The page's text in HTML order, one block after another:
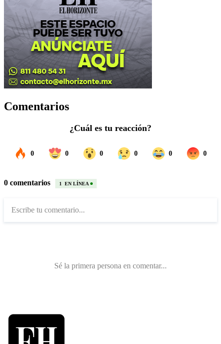
Comentarios